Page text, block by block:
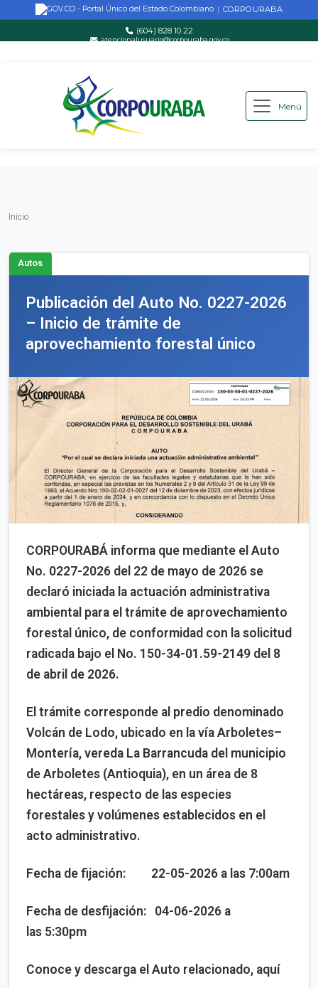
Saltar al contenido principal
| CORPOURABA
(604) 828 10 22
atencionalusuario@corpouraba.gov.co
Menú
Inicio
Autos
Publicación del Auto No. 0227-2026
– Inicio de trámite de
aprovechamiento forestal único
CORPOURABÁ informa que mediante el Auto
No. 0227-2026 del 22 de mayo de 2026 se
declaró iniciada la actuación administrativa
ambiental para el trámite de aprovechamiento
forestal único, de conformidad con la solicitud
radicada bajo el No. 150-34-01.59-2149 del 8
de abril de 2026.
El trámite corresponde al predio denominado
Volcán de Lodo, ubicado en la vía Arboletes–
Montería, vereda La Barrancuda del municipio
de Arboletes (Antioquia), en un área de 8
hectáreas, respecto de las especies
forestales y volúmenes establecidos en el
acto administrativo.
Fecha de fijación: 22-05-2026 a las 7:00am
Fecha de desfijación: 04-06-2026 a
las 5:30pm
Conoce y descarga el Auto relacionado, aquí